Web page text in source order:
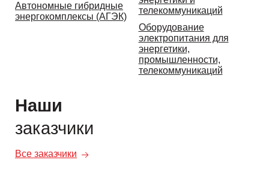
Автономные гибридные
энергокомплексы (АГЭК)
Оборудование
электропитания для
энергетики,
промышленности,
телекоммуникаций
Наши
заказчики
Все заказчики